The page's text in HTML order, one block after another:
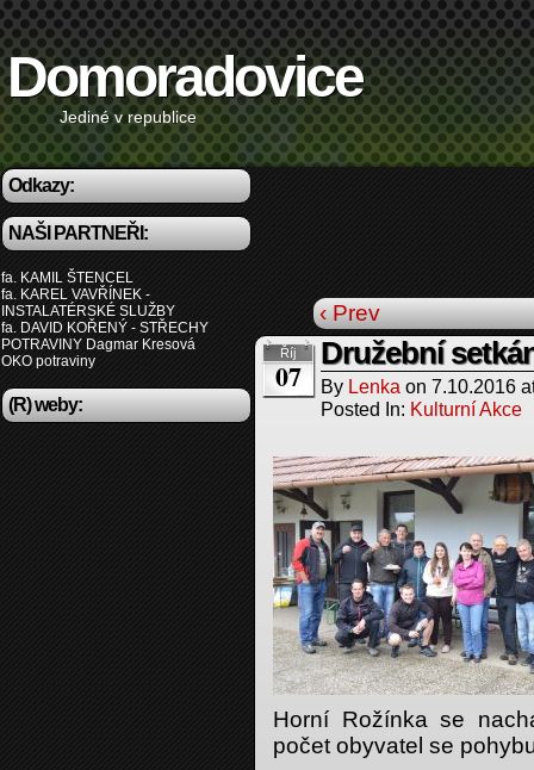
Domoradovice
Jediné v republice
Odkazy:
NAŠI PARTNEŘI:
fa. KAMIL ŠTENCEL
fa. KAREL VAVŘÍNEK -
INSTALATÉRSKÉ SLUŽBY
fa. DAVID KOŘENÝ - STŘECHY
POTRAVINY Dagmar Kresová
OKO potraviny
(R) weby:
‹ Prev
Říj
07
Družební
By Lenka on 7.10.2016
Posted In: Kulturní Akce
Horní Rožínka se
počet obyvatel se